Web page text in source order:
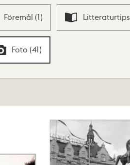
Föremål (1) Litteraturtips
Foto (41)